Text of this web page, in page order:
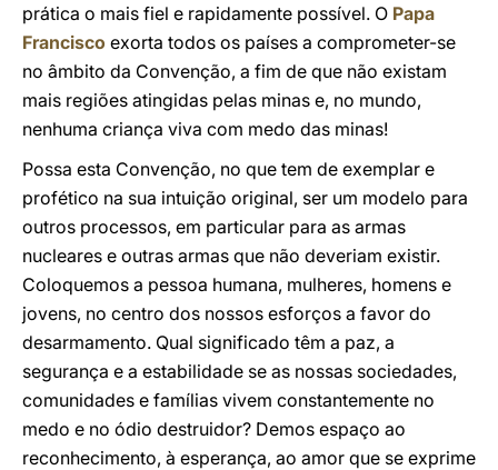
prática o mais fiel e rapidamente possível. O Papa
Francisco exorta todos os países a comprometer-se
no âmbito da Convenção, a fim de que não existam
mais regiões atingidas pelas minas e, no mundo,
nenhuma criança viva com medo das minas!
Possa esta Convenção, no que tem de exemplar e
profético na sua intuição original, ser um modelo para
outros processos, em particular para as armas
nucleares e outras armas que não deveriam existir.
Coloquemos a pessoa humana, mulheres, homens e
jovens, no centro dos nossos esforços a favor do
desarmamento. Qual significado têm a paz, a
segurança e a estabilidade se as nossas sociedades,
comunidades e famílias vivem constantemente no
medo e no ódio destruidor? Demos espaço ao
reconhecimento, à esperança, ao amor que se exprime